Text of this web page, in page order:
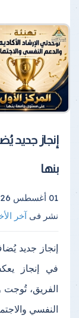
إنجاز جديد
بنها
01 أغسطس 2026 |
نشر فى آخر
إنجاز جديد
في إنجاز
الفريق، تُوجت
النفسي